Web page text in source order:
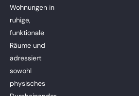
Wohnungen in
ruhige,
funktionale
Räume und
adressiert
sowohl
physisches